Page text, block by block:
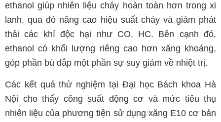
ethanol giúp nhiên liệu cháy hoàn toàn hơn trong xi
lanh, qua đó nâng cao hiệu suất cháy và giảm phát
thải các khí độc hại như CO, HC. Bên cạnh đó,
ethanol có khối lượng riêng cao hơn xăng khoáng,
góp phần bù đắp một phần sự suy giảm về nhiệt trị.
Các kết quả thử nghiệm tại Đại học Bách khoa Hà
Nội cho thấy công suất động cơ và mức tiêu thụ
nhiên liệu của phương tiện sử dụng xăng E10 cơ bản